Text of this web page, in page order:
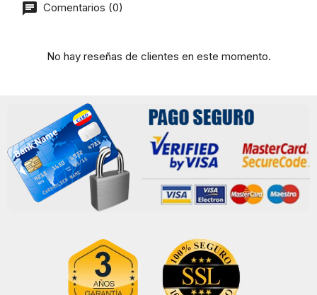
Comentarios (0)
No hay reseñas de clientes en este momento.